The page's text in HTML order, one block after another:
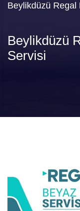
Beylikdüzü Regal
Beylikdüzü
Servisi